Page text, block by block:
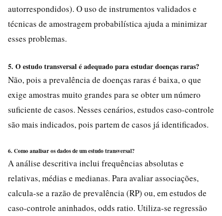
autorrespondidos). O uso de instrumentos validados e
técnicas de amostragem probabilística ajuda a minimizar
esses problemas.
5. O estudo transversal é adequado para estudar doenças raras?
Não, pois a prevalência de doenças raras é baixa, o que
exige amostras muito grandes para se obter um número
suficiente de casos. Nesses cenários, estudos caso-controle
são mais indicados, pois partem de casos já identificados.
6. Como analisar os dados de um estudo transversal?
A análise descritiva inclui frequências absolutas e
relativas, médias e medianas. Para avaliar associações,
calcula-se a razão de prevalência (RP) ou, em estudos de
caso-controle aninhados, odds ratio. Utiliza-se regressão